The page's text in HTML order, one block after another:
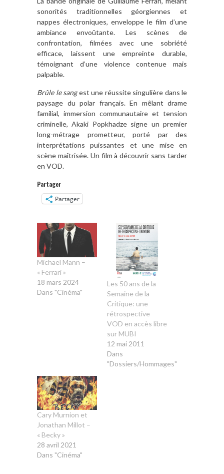
sonorités traditionnelles géorgiennes et
nappes électroniques, enveloppe le film d’une
ambiance envoûtante.
Les scènes de
confrontation, filmées avec une sobriété
efficace, laissent une empreinte durable,
témoignant d’une violence contenue mais
palpable.
Brûle le sangest une réussite singulière dans le
paysage du polar français. En mêlant drame
familial, immersion communautaire et tension
criminelle, Akaki Popkhadze signe un premier
long-métrage prometteur, porté par des
interprétations puissantes et une mise en
scène maîtrisée. Un film à découvrir sans tarder
en VOD.
Partager
Partager
Michael Mann –
« Ferrari »
18 mars 2024
Dans "Cinéma"
Les 50 ans de la
Semaine de la
Critique: une
rétrospective
VOD en accès libre
sur MUBI
12 mai 2011
Dans
"Dossiers/Hommages"
Cary Murnion et
Jonathan Millot –
« Becky »
28 avril 2021
Dans "Cinéma"